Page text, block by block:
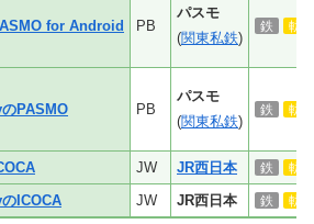
for Android PB
パスモ
(関東私鉄)
鉄 軌
PASMO PB
パスモ
(関東私鉄)
鉄 軌
JW JR西日本 鉄 軌
ICOCA JW JR西日本 鉄 軌